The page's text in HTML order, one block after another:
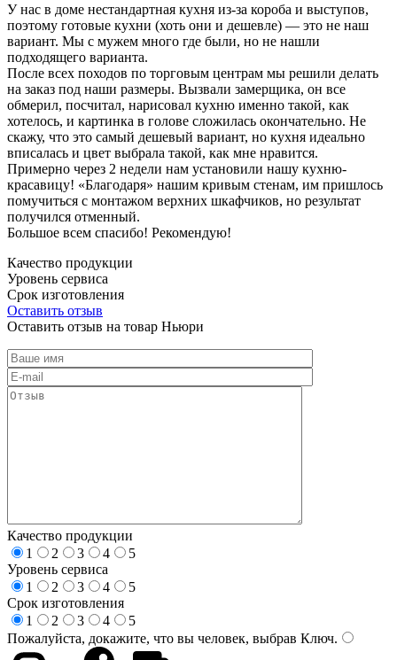
У нас в доме нестандартная кухня из-за короба и выступов,
поэтому готовые кухни (хоть они и дешевле) — это не наш
вариант. Мы с мужем много где были, но не нашли
подходящего варианта.
После всех походов по торговым центрам мы решили делать
на заказ под наши размеры. Вызвали замерщика, он все
обмерил, посчитал, нарисовал кухню именно такой, как
хотелось, и картинка в голове сложилась окончательно. Не
скажу, что это самый дешевый вариант, но кухня идеально
вписалась и цвет выбрала такой, как мне нравится.
Примерно через 2 недели нам установили нашу кухню-
красавицу! «Благодаря» нашим кривым стенам, им пришлось
помучиться с монтажом верхних шкафчиков, но результат
получился отменный.
Большое всем спасибо! Рекомендую!
Качество продукции
Уровень сервиса
Срок изготовления
Оставить отзыв
Оставить отзыв на товар Ньюри
Качество продукции
1
2 3 4
5
Уровень сервиса
1
2 3 4
5
Срок изготовления
1
2 3 4
5
Пожалуйста, докажите, что вы человек, выбрав Ключ.